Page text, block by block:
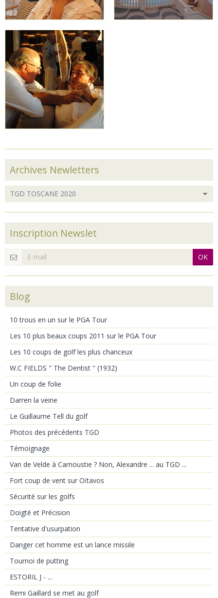
Archives Newletters
Inscription Newslet
OK
Blog
10 trous en un sur le PGA Tour
Les 10 plus beaux coups 2011 sur le PGA Tour
Les 10 coups de golf les plus chanceux
W.C FIELDS " The Dentist " (1932)
Un coup de folie
Darren la veine
Le Guillaume Tell du golf
Photos des précédents TGD
Témoignage
Van de Velde à Carnoustie ? Non, Alexandre ... au TGD ...
Fort coup de vent sur Oïtavos
Sécurité sur les golfs
Doigté et Précision
Tentative d'usurpation
Danger cet homme est un lance missile
Tournoi de putting
ESTORIL J - ...
Remi Gaillard se met au golf